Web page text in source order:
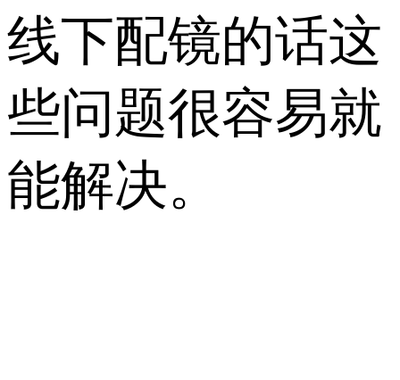
线下配镜的话这
些问题很容易就
能解决。